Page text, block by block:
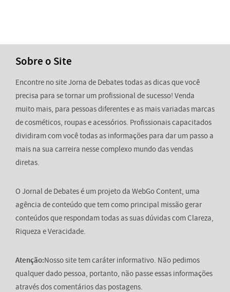
Sobre o Site
Encontre no site Jorna de Debates todas as dicas que você
precisa para se tornar um profissional de sucesso! Venda
muito mais, para pessoas diferentes e as mais variadas marcas
de cosméticos, roupas e acessórios. Profissionais capacitados
dividiram com você todas as informações para dar um passo a
mais na sua carreira nesse complexo mundo das vendas
diretas.
O Jornal de Debates é um projeto da WebGo Content, uma
agência de conteúdo que tem como principal missão gerar
conteúdos que respondam todas as suas dúvidas com Clareza,
Riqueza e Veracidade.
Atenção:Nosso site tem caráter informativo. Não pedimos
qualquer dado pessoa, portanto, não passe essas informações
através dos comentários das postagens.